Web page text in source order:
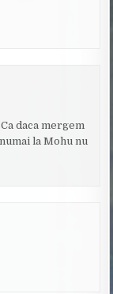
daca mergem
la Mohu nu